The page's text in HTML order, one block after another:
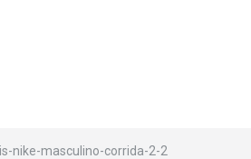
nike-masculino-corrida-2-2